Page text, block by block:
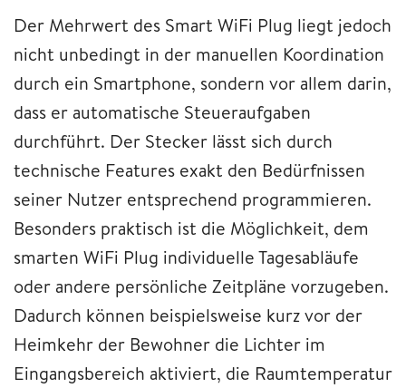
Der Mehrwert des Smart WiFi Plug liegt jedoch
nicht unbedingt in der manuellen Koordination
durch ein Smartphone, sondern vor allem darin,
dass er automatische Steueraufgaben
durchführt. Der Stecker lässt sich durch
technische Features exakt den Bedürfnissen
seiner Nutzer entsprechend programmieren.
Besonders praktisch ist die Möglichkeit, dem
smarten WiFi Plug individuelle Tagesabläufe
oder andere persönliche Zeitpläne vorzugeben.
Dadurch können beispielsweise kurz vor der
Heimkehr der Bewohner die Lichter im
Eingangsbereich aktiviert, die Raumtemperatur